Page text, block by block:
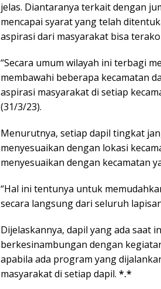
jelas. Diantaranya terkait dengan
mencapai syarat yang telah
aspirasi dari masyarakat bisa
“Secara umum wilayah ini terbagi
membawahi beberapa kecamatan
aspirasi masyarakat di setiap
(31/3/23).
Menurutnya, setiap dapil tingkat
menyesuaikan dengan lokasi
menyesuaikan dengan kecamatan
“Hal ini tentunya untuk
secara langsung dari seluruh
Dijelaskannya, dapil yang ada saat
berkesinambungan dengan
apabila ada program yang
masyarakat di setiap dapil. *.*